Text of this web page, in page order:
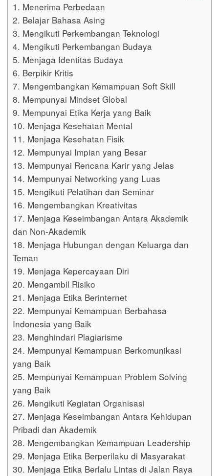
1. Menerima Perbedaan
2. Belajar Bahasa Asing
3. Mengikuti Perkembangan Teknologi
4. Mengikuti Perkembangan Budaya
5. Menjaga Identitas Budaya
6. Berpikir Kritis
7. Mengembangkan Kemampuan Soft Skill
8. Mempunyai Mindset Global
9. Mempunyai Etika Kerja yang Baik
10. Menjaga Kesehatan Mental
11. Menjaga Kesehatan Fisik
12. Mempunyai Impian yang Besar
13. Mempunyai Rencana Karir yang Jelas
14. Mempunyai Networking yang Luas
15. Mengikuti Pelatihan dan Seminar
16. Mengembangkan Kreativitas
17. Menjaga Keseimbangan Antara Akademik
dan Non-Akademik
18. Menjaga Hubungan dengan Keluarga dan
Teman
19. Menjaga Kepercayaan Diri
20. Mengambil Risiko
21. Menjaga Etika Berinternet
22. Mempunyai Kemampuan Berbahasa
Indonesia yang Baik
23. Menghindari Plagiarisme
24. Mempunyai Kemampuan Berkomunikasi
yang Baik
25. Mempunyai Kemampuan Problem Solving
yang Baik
26. Mengikuti Kegiatan Organisasi
27. Menjaga Keseimbangan Antara Kehidupan
Pribadi dan Akademik
28. Mengembangkan Kemampuan Leadership
29. Menjaga Etika Berperilaku di Masyarakat
30. Menjaga Etika Berlalu Lintas di Jalan Raya